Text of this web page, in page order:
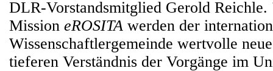
DLR-Vorstandsmitglied Gerold Reichle.
Mission eROSITA werden der
Wissenschaftlergemeinde wertvolle
tieferen Verständnis der Vorgänge im